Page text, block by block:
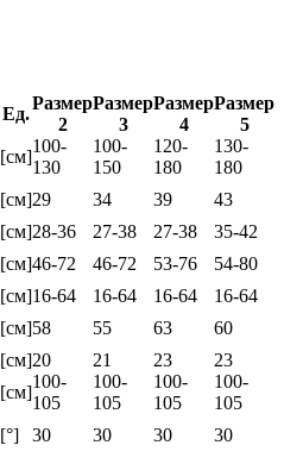
Ед.
Размер
2
Размер
3
Размер
4
Размер
5
[см]
100-
130
100-
150
120-
180
130-
180
[см]29 34 39
43
[см]28-36 27-38 27-38
35-42
[см]46-72 46-72 53-76
54-80
[см]16-64 16-64 16-64
16-64
[см]58 55 63
60
[см]20 21 23
23
[см]
100-
105
100-
105
100-
105
100-
105
[°] 30 30 30
30